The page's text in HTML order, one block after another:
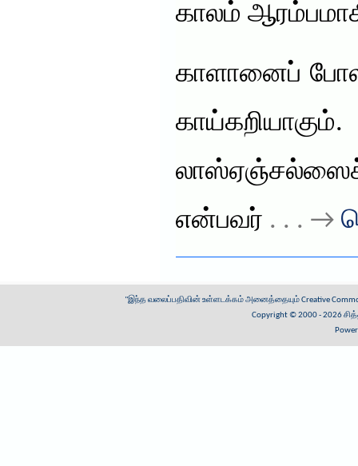
காலம்
காளானைப்
என்பவர் . . . →
"இந்த வலைப்பதிவின் உள்ளடக்கம் அனைத்தையும்Creative
Copyright © 2000 - 2026